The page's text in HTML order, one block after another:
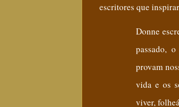
escritores que
Donne
passado,
provam
vida e os
viver,